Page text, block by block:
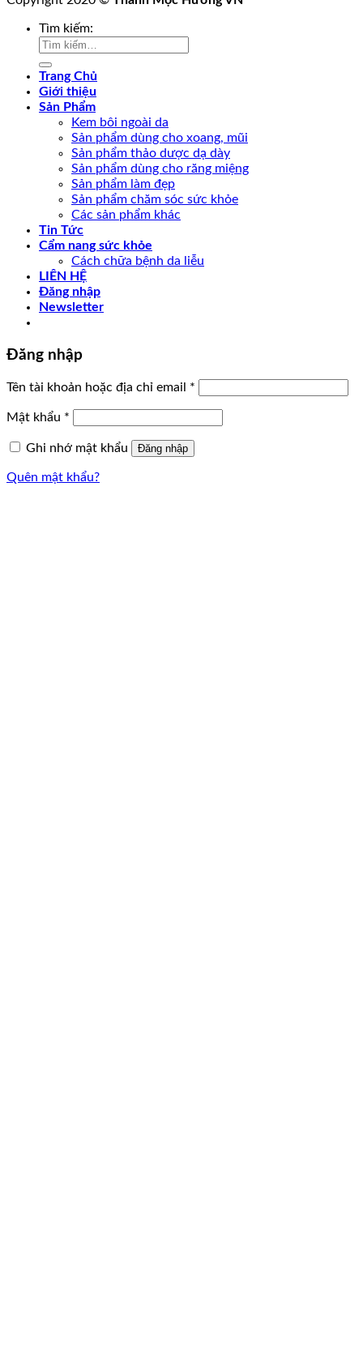
Tìm kiếm:
Trang Chủ
Giới thiệu
Sản Phẩm
Kem bôi ngoài da
Sản phẩm dùng cho xoang, mũi
Sản phẩm thảo dược dạ dày
Sản phẩm dùng cho răng miệng
Sản phẩm làm đẹp
Sản phẩm chăm sóc sức khỏe
Các sản phẩm khác
Tin Tức
Cẩm nang sức khỏe
Cách chữa bệnh da liễu
LIÊN HỆ
Đăng nhập
Newsletter
Đăng nhập
Tên tài khoản hoặc địa chỉ email *
Mật khẩu *
Ghi nhớ mật khẩu Đăng nhập
Quên mật khẩu?